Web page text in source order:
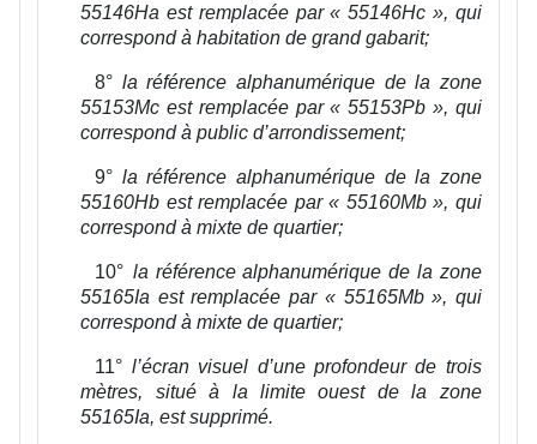
55146Ha est remplacée par « 55146Hc », qui
correspond à habitation de grand gabarit;
8° la référence alphanumérique de la zone
55153Mc est remplacée par « 55153Pb », qui
correspond à public d’arrondissement;
9° la référence alphanumérique de la zone
55160Hb est remplacée par « 55160Mb », qui
correspond à mixte de quartier;
10° la référence alphanumérique de la zone
55165Ia est remplacée par « 55165Mb », qui
correspond à mixte de quartier;
11° l’écran visuel d’une profondeur de trois
mètres, situé à la limite ouest de la zone
55165Ia, est supprimé.